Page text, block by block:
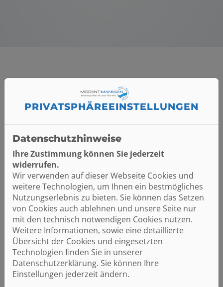
PRIVATSPHÄRE­EINSTELLUNGEN
Datenschutzhinweise
Ihre Zustimmung können Sie jederzeit
widerrufen.
Wir verwenden auf dieser Webseite Cookies und
weitere Technologien, um Ihnen ein bestmögliches
Nutzungserlebnis zu bieten. Sie können das Setzen
von Cookies auch ablehnen und unsere Seite nur
mit den technisch notwendigen Cookies nutzen.
Weitere Informationen, sowie eine detaillierte
Übersicht der Cookies und eingesetzten
Technologien finden Sie in unserer
Datenschutzerklärung. Sie können Ihre
Einstellungen jederzeit ändern.